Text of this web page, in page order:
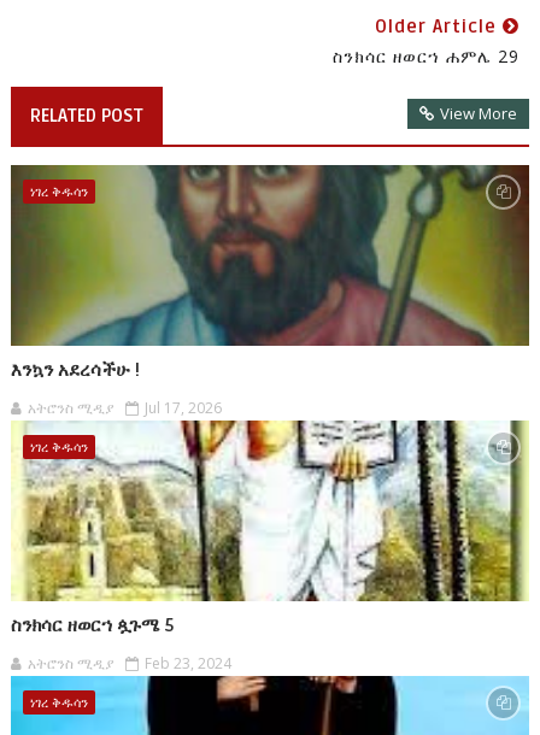
Older Article
ስንክሳር ዘወርኀ ሐምሌ 29
RELATED POST View More
ነገረ ቅዱሳን
እንኳን አደረሳችሁ !
አትሮንስ ሚዲያ Jul 17, 2026
ነገረ ቅዱሳን
ስንክሳር ዘወርኀ ጷጉሜ 5
አትሮንስ ሚዲያ Feb 23, 2024
ነገረ ቅዱሳን